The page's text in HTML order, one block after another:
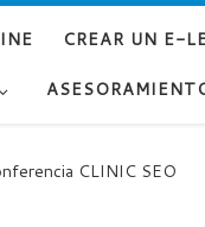
CREAR UN E-
CLINIC SEO